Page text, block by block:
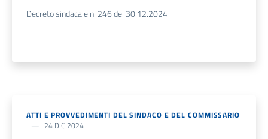
Decreto sindacale n. 246 del 30.12.2024
ATTI E PROVVEDIMENTI DEL SINDACO E DEL COMMISSARIO
24 DIC 2024